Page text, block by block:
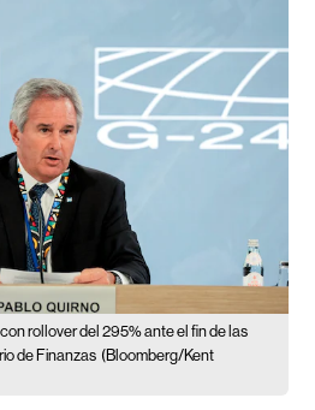
rollover del 295% ante el fin de las
de Finanzas (Bloomberg/Kent